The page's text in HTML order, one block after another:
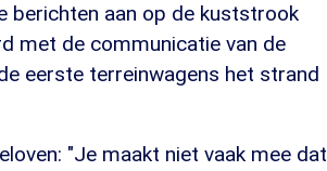
berichten aan op de kuststrook
met de communicatie van de
eerste terreinwagens het strand
"Je maakt niet vaak mee dat